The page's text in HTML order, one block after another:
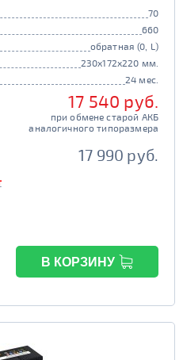
70
660
обратная (0, L)
230x172x220 мм.
24 мес.
17 540 руб.
при обмене старой АКБ
аналогичного типоразмера
17 990 руб.
В КОРЗИНУ